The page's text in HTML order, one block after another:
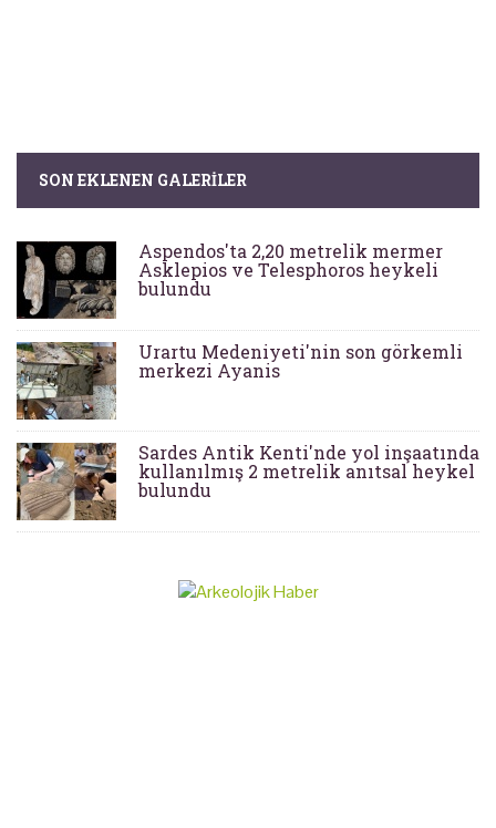
SON EKLENEN GALERILER
Aspendos'ta 2,20 metrelik mermer
Asklepios ve Telesphoros heykeli
bulundu
Urartu Medeniyeti'nin son görkemli
merkezi Ayanis
Sardes Antik Kenti'nde yol inşaatında
kullanılmış 2 metrelik anıtsal heykel
bulundu